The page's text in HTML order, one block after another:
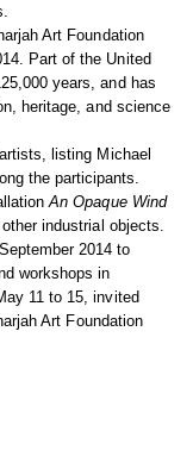
Art Foundation
Part of the United
years, and has
heritage, and science
listing Michael
the participants.
An Opaque Wind
industrial objects.
2014 to
workshops in
11 to 15, invited
Art Foundation